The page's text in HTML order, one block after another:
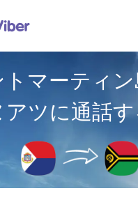
トマーティ
アツに通話